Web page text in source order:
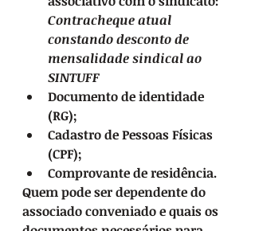
Contracheque atual
constando desconto de
mensalidade sindical ao
SINTUFF
Documento de identidade
(RG);
Cadastro de Pessoas Físicas
(CPF);
Comprovante de residência.
Quem pode ser dependente do
associado conveniado e quais os